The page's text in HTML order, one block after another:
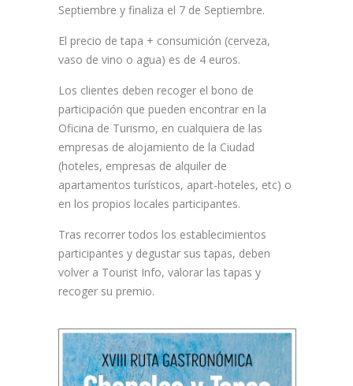
Septiembre y finaliza el 7 de Septiembre.
El precio de tapa + consumición (cerveza,
vaso de vino o agua) es de 4 euros.
Los clientes deben recoger el bono de
participación que pueden encontrar en la
Oficina de Turismo, en cualquiera de las
empresas de alojamiento de la Ciudad
(hoteles, empresas de alquiler de
apartamentos turísticos, apart-hoteles, etc) o
en los propios locales participantes.
Tras recorrer todos los establecimientos
participantes y degustar sus tapas, deben
volver a Tourist Info, valorar las tapas y
recoger su premio.